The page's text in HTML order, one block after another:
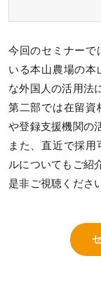
今回のセミナーで
いる本山農場の本
な外国人の活用法
第二部では在留資
や登録支援機関の
また、直近で採
ルについてもご紹
是非ご視聴くださ